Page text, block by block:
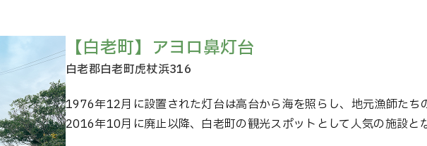
【白老町】アヨロ鼻灯台
1976年12月に設置された灯台は高台から海を照らし、地元漁師たち
2016年10月に廃止以降、白老町の観光スポットとして人気の施設と